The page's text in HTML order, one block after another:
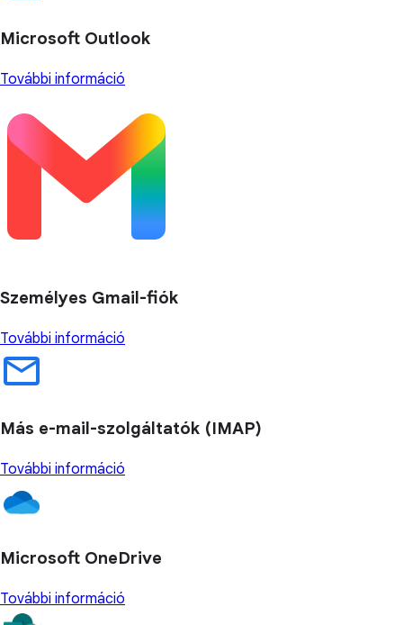
Microsoft Outlook
További információ
Személyes Gmail-fiók
További információ
Más e-mail-szolgáltatók (IMAP)
További információ
Microsoft OneDrive
További információ